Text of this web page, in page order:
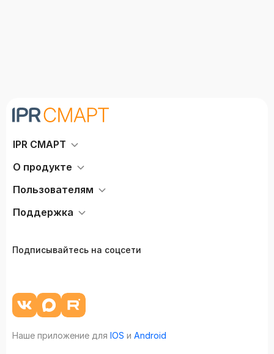
IPR СМАРТ
О продукте
Пользователям
Поддержка
Подписывайтесь на соцсети
Наше приложение для IOS и Android